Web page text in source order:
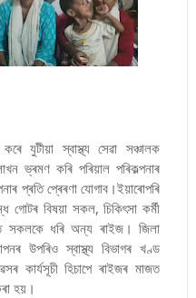
যুটীয়া স্বাস্থ্য সেৱা সঞ্চালক
ভ্ৰমণ কৰি পৰিয়াল পৰিকল্পনাৰ
প্ৰতি প্ৰেৰণা যোগাব।ইয়াৰোপৰি
বিষয়া সকল, চিকিৎসা কৰ্মী
সকলকে ধৰি অন্য ৰাইজ। জিলা
উপৰিও স্বাস্থ্য বিভাগৰ খণ্ড
কাৰ্যসূচী হিচাপে ৰাইজৰ মাজত
হয়।